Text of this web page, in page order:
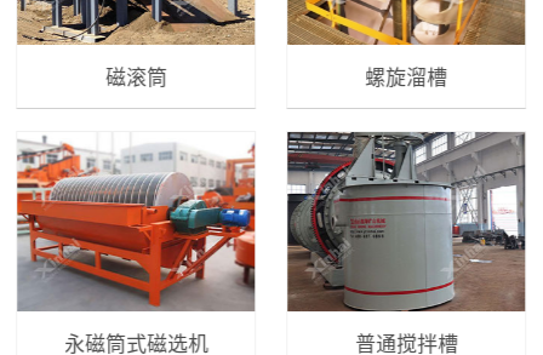
磁滚筒 螺旋溜槽
永磁筒式磁选机 普通搅拌槽